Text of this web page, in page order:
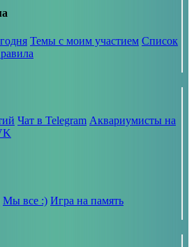
Темы с моим участием Список
Чат в Telegram Аквариумисты на
Мы все :) Игра на память